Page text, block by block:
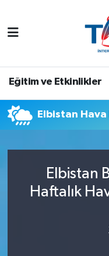
Eğitim ve Etkinlikler
Elbistan
Elbistan
Haftalık
Nöbetçi
Tüm Manşetler
Son Dakika